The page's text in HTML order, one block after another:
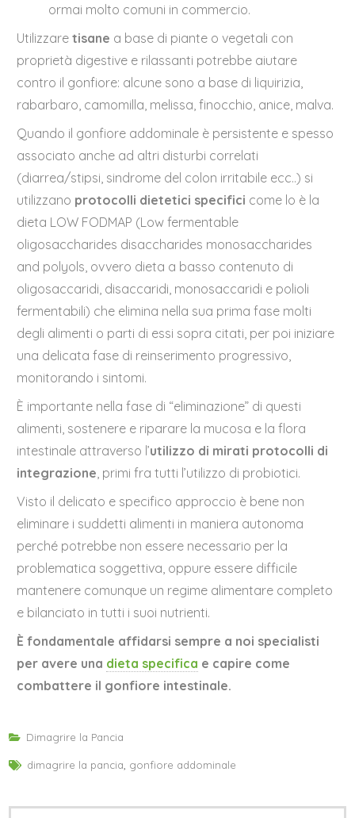
ormai molto comuni in commercio.
Utilizzaretisane a base di piante o vegetali con
proprietà digestive e rilassanti potrebbe aiutare
contro il gonfiore: alcune sono a base di liquirizia,
rabarbaro, camomilla, melissa, finocchio, anice, malva.
Quando il gonfiore addominale è persistente e spesso
associato anche ad altri disturbi correlati
(diarrea/stipsi, sindrome del colon irritabile ecc..) si
utilizzano protocolli dietetici specifici come lo è la
dieta LOW FODMAP (Low fermentable
oligosaccharides disaccharides monosaccharides
and polyols, ovvero dieta a basso contenuto di
oligosaccaridi, disaccaridi, monosaccaridi e polioli
fermentabili) che elimina nella sua prima fase molti
degli alimenti o parti di essi sopra citati, per poi iniziare
una delicata fase di reinserimento progressivo,
monitorando i sintomi.
È importante nella fase di “eliminazione” di questi
alimenti, sostenere e riparare la mucosa e la flora
intestinale attraverso l’utilizzo di mirati protocolli di
integrazione , primi fra tutti l’utilizzo di probiotici.
Visto il delicato e specifico approccio è bene non
eliminare i suddetti alimenti in maniera autonoma
perché potrebbe non essere necessario per la
problematica soggettiva, oppure essere difficile
mantenere comunque un regime alimentare completo
e bilanciato in tutti i suoi nutrienti.
È fondamentale affidarsi sempre a noi specialisti
per avere una dieta specifica e capire come
combattere il gonfiore intestinale.
Dimagrire la Pancia
dimagrire la pancia gonfiore addominale